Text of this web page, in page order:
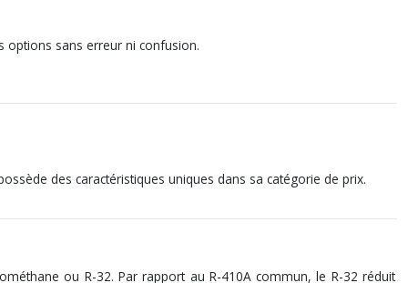
options sans erreur ni confusion.
des caractéristiques uniques dans sa catégorie de prix.
ou R-32. Par rapport au R-410A commun, le R-32 réduit